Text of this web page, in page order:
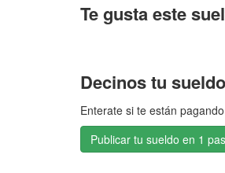
Te gusta este
Decinos tu sueldo
Enterate si te están
Publicar tu sueldo en 1